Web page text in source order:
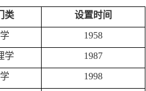
类 设置时间
1958
学 1987
1998